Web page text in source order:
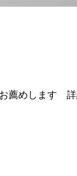
薦めします 詳